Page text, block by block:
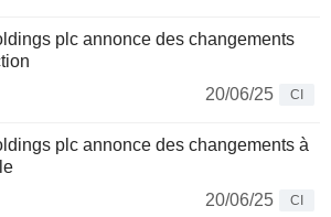
plc annonce des changements
20/06/25
CI
plc annonce des changements à
20/06/25
CI